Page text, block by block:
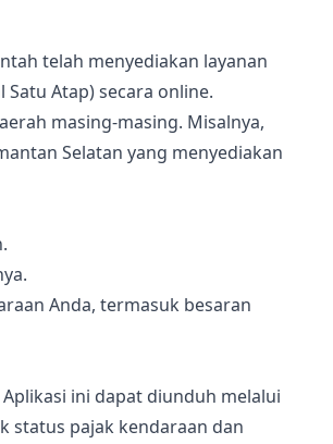
telah menyediakan layanan
Atap) secara online.
masing-masing. Misalnya,
Selatan yang menyediakan
Anda, termasuk besaran
ini dapat diunduh melalui
status pajak kendaraan dan